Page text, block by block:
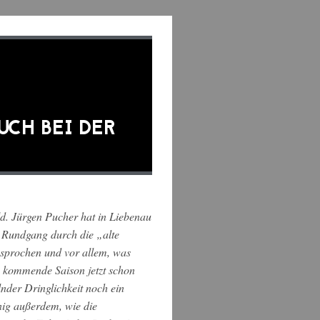
BEI DER
Jürgen Pucher hat in Liebenau
durch die „alte
und vor allem, was
Saison jetzt schon
Dringlichkeit noch ein
außerdem, wie die